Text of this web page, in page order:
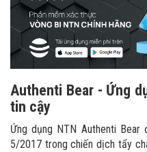
Authenti Bear - Ứng
tin cậy
Ứng dụng NTN Authenti Bear
5/2017 trong chiến dịch tẩy